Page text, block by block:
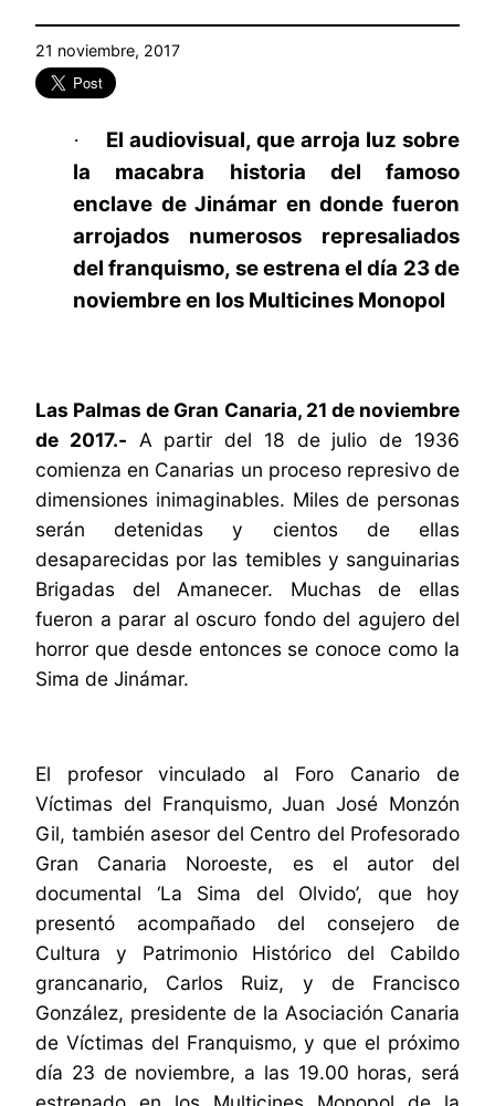
21 noviembre, 2017
·
El audiovisual, que arroja luz sobre
la macabra historia del famoso
enclave de Jinámar en donde fueron
arrojados numerosos represaliados
del franquismo, se estrena el día 23 de
noviembre en los Multicines Monopol
Las Palmas de Gran Canaria, 21 de noviembre
de 2017.- A partir del 18 de julio de 1936
comienza en Canarias un proceso represivo de
dimensiones inimaginables. Miles de personas
serán detenidas y cientos de ellas
desaparecidas por las temibles y sanguinarias
Brigadas del Amanecer. Muchas de ellas
fueron a parar al oscuro fondo del agujero del
horror que desde entonces se conoce como la
Sima de Jinámar.
El profesor
vinculado al Foro Canario de
Víctimas del Franquismo, Juan José Monzón
Gil, también asesor del Centro del Profesorado
Gran Canaria Noroeste, es el autor del
documental ‘La Sima del Olvido’, que hoy
presentó acompañado del consejero de
Cultura y Patrimonio Histórico del Cabildo
grancanario, Carlos Ruiz, y de Francisco
González, presidente de la Asociación Canaria
de Víctimas del Franquismo, y que el próximo
día 23 de noviembre, a las 19.00 horas, será